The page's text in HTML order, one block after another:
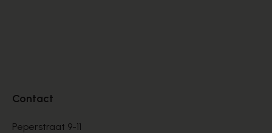
Contact
Peperstraat 9-11